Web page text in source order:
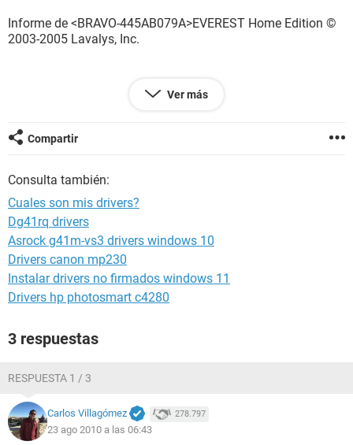
Informe de <BRAVO-445AB079A>EVEREST Home Edition ©
2003-2005 Lavalys, Inc.
Sitio Webhttp://www.lavalys.com/
Tipo de informe Asistente de informes
Generador Xavi
Sistema operativo Microsoft Windows XP Professional
5.1.2600 (WinXP
Retail)
Fecha 2010-08-22
Hora 14:19
Resumen
Ordenador:
Sistema operativo Microsoft Windows XP Professional
Service Pack del Sistema Operativo Service Pack 3
DirectX 4.09.00.0904 (DirectX 9.0c)
Ver más
Compartir
Consulta también:
Cuales son mis drivers?
Dg41rq drivers
Asrock g41m-vs3 drivers windows 10
Drivers canon mp230
Instalar drivers no firmados windows 11
Drivers hp photosmart c4280
3 respuestas
RESPUESTA 1 / 3
Carlos Villagómez 278.797
23 ago 2010 a las 06:43